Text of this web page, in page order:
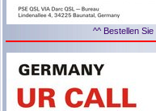
^^ Bestellen Sie